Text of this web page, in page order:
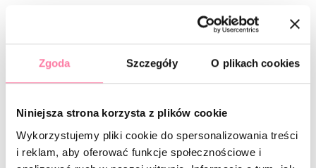
Zgoda Szczegóły O plikach cookies
Niniejsza strona korzysta z plików cookie
Wykorzystujemy pliki cookie do spersonalizowania treści
i reklam, aby oferować funkcje społecznościowe i
Dobry Plan – Beauty organizer (letnia edycja) –
czyli multifunkcyjny segregator z kalendarzem,
organizerem i planerem w jednym!
Audyt Social Media: Jak się wybić ponad
konkurencję? Jak dać się poznać światu? A